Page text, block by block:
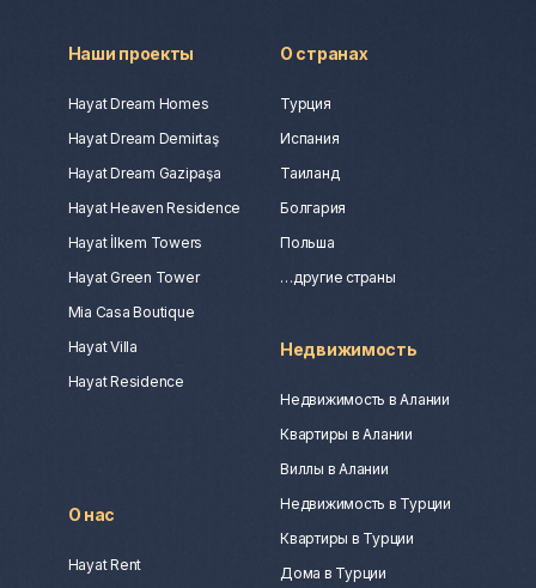
Наши проекты
Hayat Dream Homes
Hayat Dream Demirtaş
Hayat Dream Gazipaşa
Hayat Heaven Residence
Hayat İlkem Towers
Hayat Green Tower
Mia Casa Boutique
Hayat Villa
Hayat Residence
О странах
Турция
Испания
Таиланд
Болгария
Польша
…другие страны
О нас
Hayat Rent
Недвижимость
Недвижимость в Алании
Квартиры в Алании
Виллы в Алании
Недвижимость в Турции
Квартиры в Турции
Дома в Турции